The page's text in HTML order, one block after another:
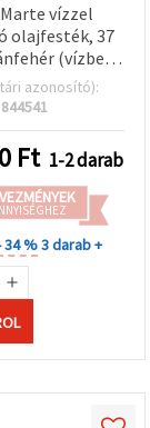
vízzel
olajfesték, 37
(vízben
olajszín)
azonosító):
844541
Ft 1-2 darab
34 %3 darab +